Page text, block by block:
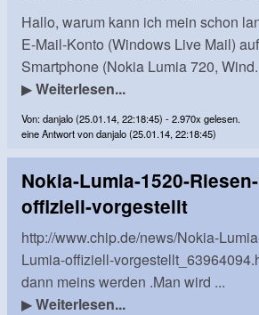
Hallo, warum kann ich mein schon
E-Mail-Konto (Windows Live Mail)
Smartphone (Nokia Lumia 720,
▶Weiterlesen...
Von: danjalo (25.01.14, 22:18:45) - 2.970x gelesen.
eine Antwort von danjalo (25.01.14, 22:18:45)
Nokia-Lumia-1520-
offiziell-vorgestellt
http://www.chip.de/news/Nokia-
Lumia-offiziell-
dann meins werden .Man wird ...
▶Weiterlesen...